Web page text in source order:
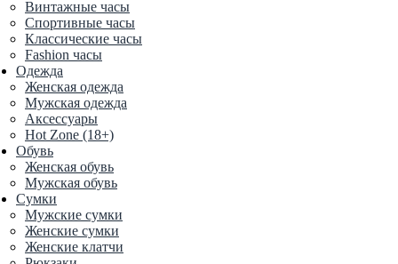
Винтажные часы
Спортивные часы
Классические часы
Fashion часы
Одежда
Женская одежда
Мужская одежда
Аксессуары
Hot Zone (18+)
Обувь
Женская обувь
Мужская обувь
Сумки
Мужские сумки
Женские сумки
Женские клатчи